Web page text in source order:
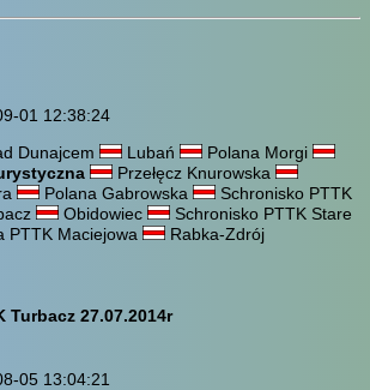
01 12:38:24
Dunajcem
Lubań
Polana Morgi
Przełęcz Knurowska
Polana Gabrowska
Schronisko PTTK
Obidowiec
Schronisko PTTK Stare
PTTK Maciejowa
Rabka-Zdrój
Turbacz 27.07.2014r
05 13:04:21